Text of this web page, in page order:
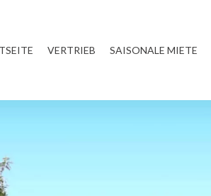
VERTRIEB SAISONALE MIETE